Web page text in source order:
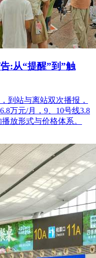
:从“提醒”到”触
到站与离站双次播报，
万元/月，9、10号线3.8
放形式与价格体系。